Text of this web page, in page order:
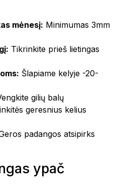
mėnesį: Minimumas 3mm
Tikrinkite prieš lietingas
Šlapiame kelyje -20-
gilių balų
geresnius kelius
padangos atsipirks
ypač